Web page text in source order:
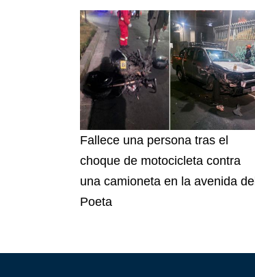
Fallece una persona tras el
choque de motocicleta contra
una camioneta en la avenida del
Poeta